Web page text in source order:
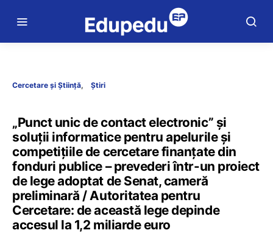
Cercetare și Știință Știri
„Punct unic de contact electronic” și
soluții informatice pentru apelurile și
competițiile de cercetare finanțate din
fonduri publice – prevederi într-un proiect
de lege adoptat de Senat, cameră
preliminară / Autoritatea pentru
Cercetare: de această lege depinde
accesul la 1,2 miliarde euro